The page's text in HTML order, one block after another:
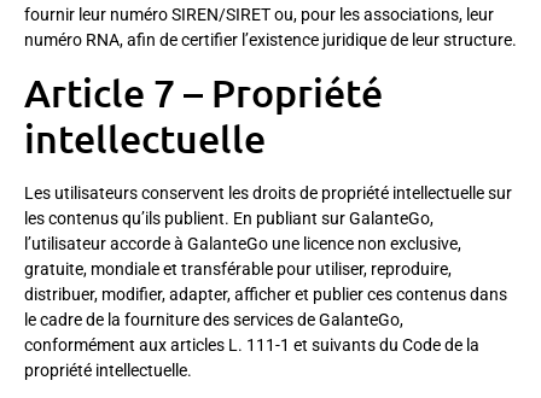
fournir leur numéro SIREN/SIRET ou, pour les associations, leur
numéro RNA, afin de certifier l’existence juridique de leur structure.
Article 7 – Propriété
intellectuelle
Les utilisateurs conservent les droits de propriété intellectuelle sur
les contenus qu’ils publient. En publiant sur GalanteGo,
l’utilisateur accorde à GalanteGo une licence non exclusive,
gratuite, mondiale et transférable pour utiliser, reproduire,
distribuer, modifier, adapter, afficher et publier ces contenus dans
le cadre de la fourniture des services de GalanteGo,
conformément aux articles L. 111-1 et suivants du Code de la
propriété intellectuelle.